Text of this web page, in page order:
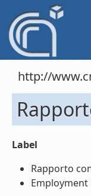
http://
Label
Rapporto
Employment